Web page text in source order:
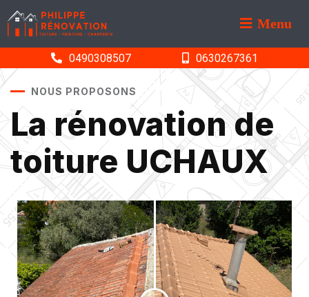
Menu
0490308507 0630267361
NOUS PROPOSONS
La rénovation de
toiture UCHAUX